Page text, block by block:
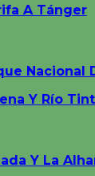
A Tánger
Nacional
Y Río
Y La